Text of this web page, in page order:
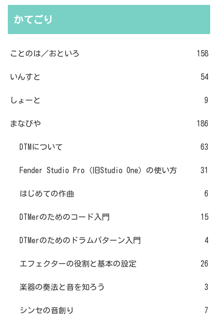
かてごり
ことのは／おといろ 158
いんすと 54
しょーと 9
まなびや 186
DTMについて 63
Fender Studio Pro（旧Studio One）の使い方 31
はじめての作曲 6
DTMerのためのコード入門 15
DTMerのためのドラムパターン入門 4
エフェクターの役割と基本の設定 26
楽器の奏法と音を知ろう 3
シンセの音創り 7